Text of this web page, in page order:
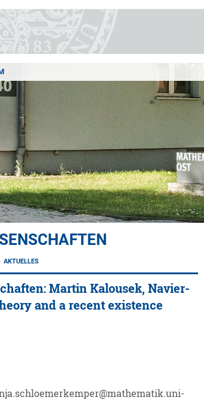
AKTUELLES
Martin Kalousek, Navier-
and a recent existence